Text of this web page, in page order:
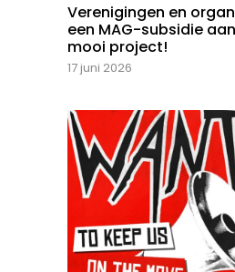
Verenigingen en
een MAG-subsidie
mooi project!
17 juni 2026